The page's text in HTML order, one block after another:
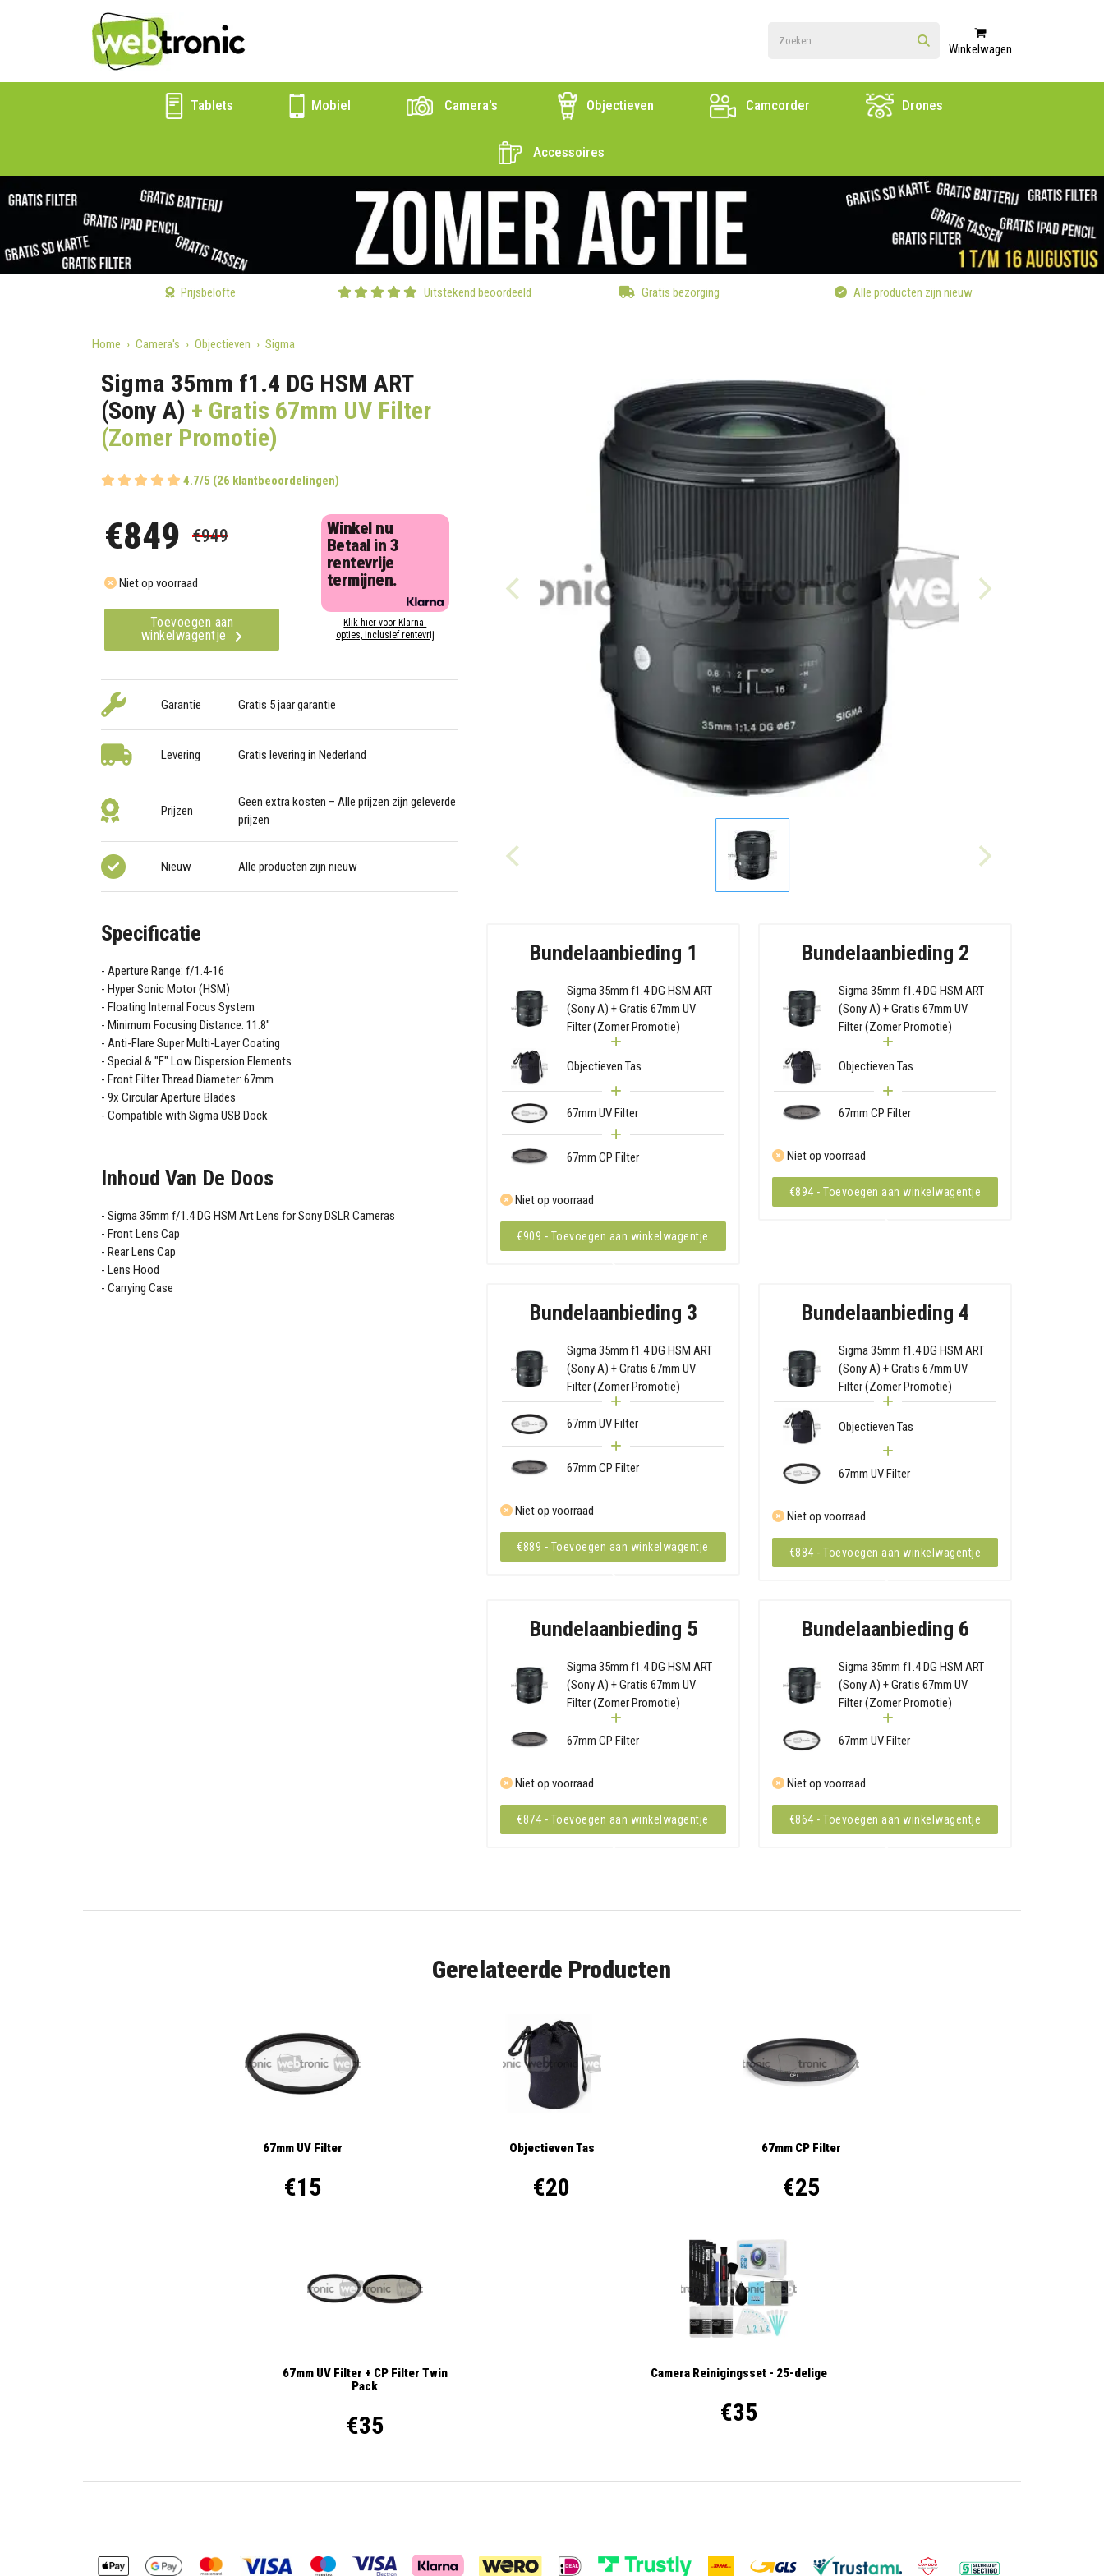
Winkelwagen
Tablets Mobiel Camera's Objectieven Camcorder Drones
Accessoires
Prijsbelofte Uitstekend beoordeeld Gratis bezorging Alle producten zijn nieuw
Home Camera's Objectieven Sigma
Sigma 35mm f1.4 DG HSM ART
(Sony A) + Gratis 67mm UV Filter
(Zomer Promotie)
4.7/5 (26 klantbeoordelingen)
€849 €949
Niet op voorraad
Toevoegen aan
winkelwagentje
Winkel nu
Betaal in 3
rentevrije
termijnen.
Klik hier voor Klarna-
opties, inclusief rentevrij
Garantie Gratis 5 jaar garantie
Levering Gratis levering in Nederland
Prijzen
Geen extra kosten – Alle prijzen zijn geleverde
prijzen
Nieuw Alle producten zijn nieuw
Bundelaanbieding 1
Sigma 35mm f1.4 DG HSM ART
(Sony A) + Gratis 67mm UV
Filter (Zomer Promotie)
Objectieven Tas
67mm UV Filter
67mm CP Filter
Niet op voorraad
€909 - Toevoegen aan winkelwagentje
Bundelaanbieding 2
Sigma 35mm f1.4 DG HSM ART
(Sony A) + Gratis 67mm UV
Filter (Zomer Promotie)
Objectieven Tas
67mm CP Filter
Niet op voorraad
€894 - Toevoegen aan winkelwagentje
Bundelaanbieding 3
Sigma 35mm f1.4 DG HSM ART
(Sony A) + Gratis 67mm UV
Filter (Zomer Promotie)
67mm UV Filter
67mm CP Filter
Niet op voorraad
€889 - Toevoegen aan winkelwagentje
Bundelaanbieding 4
Sigma 35mm f1.4 DG HSM ART
(Sony A) + Gratis 67mm UV
Filter (Zomer Promotie)
Objectieven Tas
67mm UV Filter
Niet op voorraad
€884 - Toevoegen aan winkelwagentje
Bundelaanbieding 5
Sigma 35mm f1.4 DG HSM ART
(Sony A) + Gratis 67mm UV
Filter (Zomer Promotie)
67mm CP Filter
Niet op voorraad
€874 - Toevoegen aan winkelwagentje
Bundelaanbieding 6
Sigma 35mm f1.4 DG HSM ART
(Sony A) + Gratis 67mm UV
Filter (Zomer Promotie)
67mm UV Filter
Niet op voorraad
€864 - Toevoegen aan winkelwagentje
Specificatie
Aperture Range: f/1.4-16
Hyper Sonic Motor (HSM)
Floating Internal Focus System
Minimum Focusing Distance: 11.8"
Anti-Flare Super Multi-Layer Coating
Special & "F" Low Dispersion Elements
Front Filter Thread Diameter: 67mm
9x Circular Aperture Blades
Compatible with Sigma USB Dock
Inhoud Van De Doos
Sigma 35mm f/1.4 DG HSM Art Lens for Sony DSLR Cameras
Front Lens Cap
Rear Lens Cap
Lens Hood
Carrying Case
Gerelateerde Producten
67mm UV Filter
€15
Objectieven Tas
€20
67mm CP Filter
€25
67mm UV Filter + CP Filter Twin
Pack
€35
Camera Reinigingsset - 25-delige
€35